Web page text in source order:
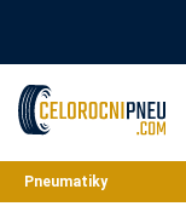
Pneumatiky